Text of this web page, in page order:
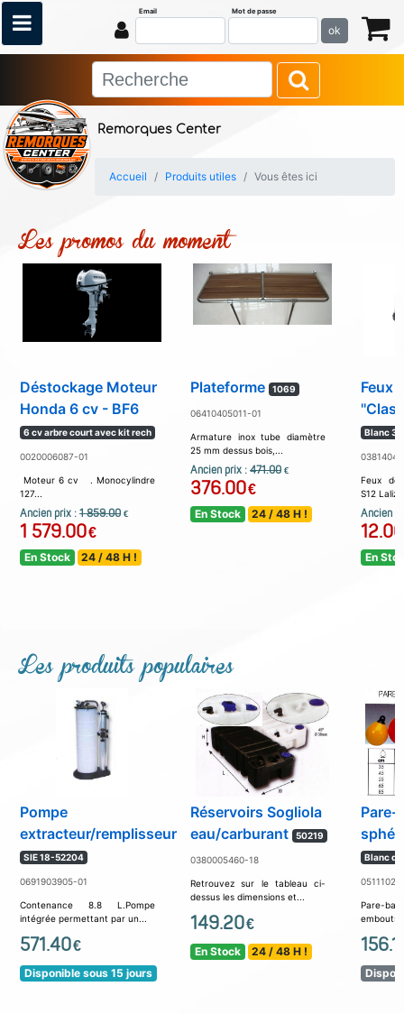
Remorques Center
Email Mot de passe
ok
Accueil Produits utiles Vous êtes ici
Les promos du moment
Déstockage Moteur
Honda 6 cv - BF6
6 cv arbre court avec kit rech
0020006087-01
Moteur 6 cv . Monocylindre
127...
Ancien prix : 1 859.00 €
1 579.00€
En Stock 24 / 48 H !
Plateforme 1069
06410405011-01
Armature inox tube diamètre
25 mm dessus bois,...
Ancien prix : 471.00 €
376.00€
En Stock 24 / 48 H !
Feux
Blanc
Feux de
S12
Ancien
12.00
En
Les produits populaires
Pompe
extracteur/remplisseur
SIE 18-52204
0691903905-01
Contenance 8.8 L.Pompe
intégrée permettant par un...
571.40€
Disponible sous 15 jours
Réservoirs Sogliola
eau/carburant
50219
0380005460-18
Retrouvez sur le tableau ci-
dessus les dimensions et...
149.20€
En Stock 24 / 48 H !
Pare-
Blanc
Pare-
embouts